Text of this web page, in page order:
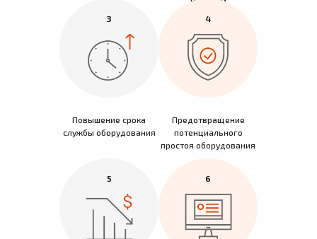
3
Повышение срока
службы оборудования
4
Предотвращение
потенциального
простоя оборудования
5 6